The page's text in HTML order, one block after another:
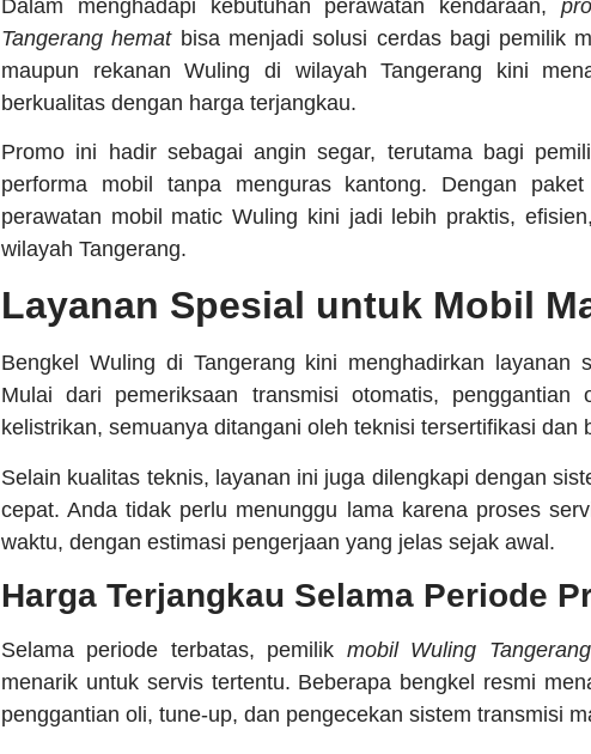
Dalam menghadapi kebutuhan perawatan kendaraan,
Tangerang hematbisa menjadi solusi cerdas bagi pemilik
maupun rekanan Wuling di wilayah Tangerang kini
berkualitas dengan harga terjangkau.
Promo ini hadir sebagai angin segar, terutama bagi
performa mobil tanpa menguras kantong. Dengan
perawatan mobil matic Wuling kini jadi lebih praktis,
wilayah Tangerang.
Layanan Spesial untuk Mobil
Bengkel Wuling di Tangerang kini menghadirkan layanan
Mulai dari pemeriksaan transmisi otomatis,
kelistrikan, semuanya ditangani oleh teknisi tersertifikasi dan
Selain kualitas teknis, layanan ini juga dilengkapi dengan
cepat. Anda tidak perlu menunggu lama karena proses
waktu, dengan estimasi pengerjaan yang jelas sejak awal.
Harga Terjangkau Selama Periode
Selama periode terbatas, pemilik mobil Wuling Tangerang
menarik untuk servis tertentu. Beberapa bengkel resmi
penggantian oli, tune-up, dan pengecekan sistem transmisi